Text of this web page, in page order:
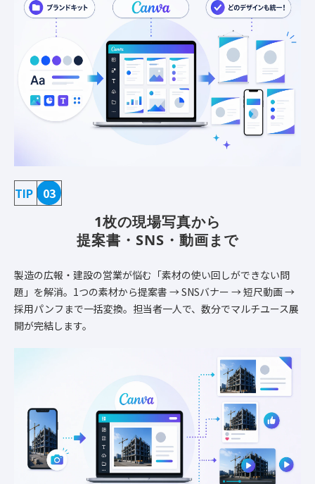
TIP 03
1枚の現場写真から
提案書・SNS・動画まで
製造の広報・建設の営業が悩む「素材の使い回しができない問
題」を解消。1つの素材から提案書 → SNSバナー → 短尺動画 →
採用パンフまで一括変換。担当者一人で、数分でマルチユース展
開が完結します。